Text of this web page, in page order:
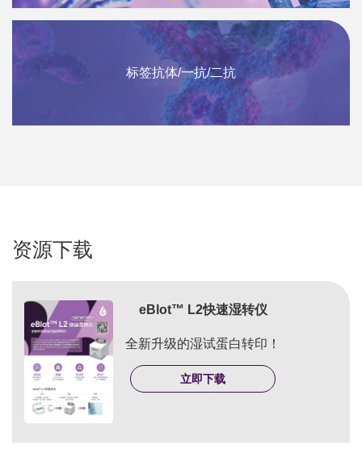
标签抗体/一抗/二抗
资源下载
eBlot™ L2快速湿转仪
全新升级的湿试蛋白转印！
立即下载